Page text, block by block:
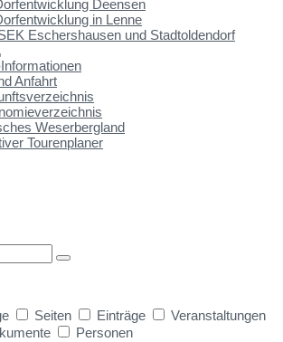
Deensen
in Lenne
Eschershausen und Stadtoldendorf
Anfahrt
Weserbergland
Tourenplaner
Seiten Einträge
Veranstaltungen
Personen